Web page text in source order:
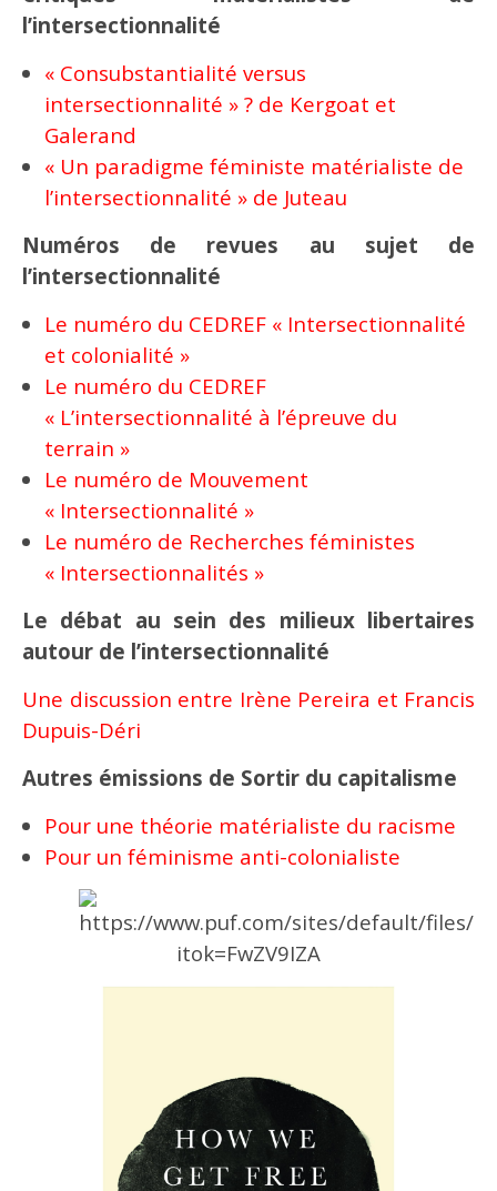
l’intersectionnalité
« Consubstantialité versus
intersectionnalité » ? de Kergoat et
Galerand
« Un paradigme féministe matérialiste de
l’intersectionnalité » de Juteau
Numéros de revues au sujet de
l’intersectionnalité
Le numéro du CEDREF « Intersectionnalité
et colonialité »
Le numéro du CEDREF
« L’intersectionnalité à l’épreuve du
terrain »
Le numéro de Mouvement
« Intersectionnalité »
Le numéro de Recherches féministes
« Intersectionnalités »
Le débat au sein des milieux libertaires
autour de l’intersectionnalité
Une discussion entre Irène Pereira et Francis
Dupuis-Déri
Autres émissions de Sortir du capitalisme
Pour une théorie matérialiste du racisme
Pour un féminisme anti-colonialiste